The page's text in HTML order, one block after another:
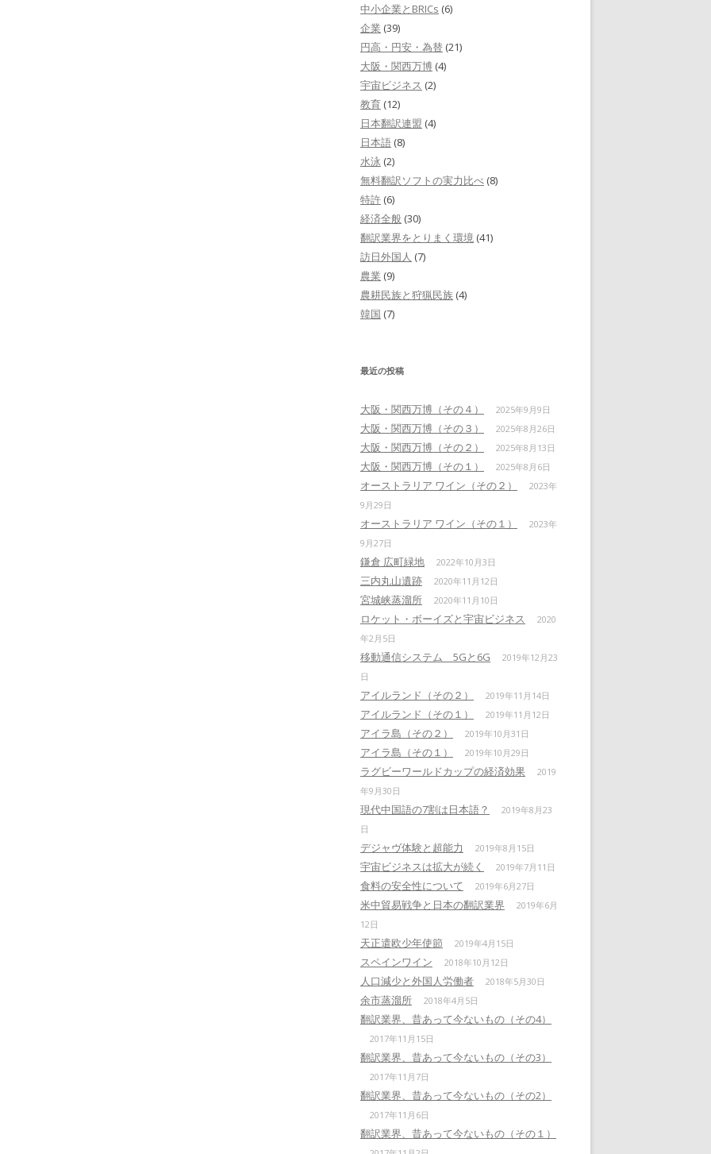
中小企業とBRICs (6)
企業 (39)
円高・円安・為替 (21)
大阪・関西万博 (4)
宇宙ビジネス (2)
教育 (12)
日本翻訳連盟 (4)
日本語 (8)
水泳 (2)
無料翻訳ソフトの実力比べ (8)
特許 (6)
経済全般 (30)
翻訳業界をとりまく環境 (41)
訪日外国人 (7)
農業 (9)
農耕民族と狩猟民族 (4)
韓国 (7)
最近の投稿
大阪・関西万博（その４） 2025年9月9日
大阪・関西万博（その３） 2025年8月26日
大阪・関西万博（その２） 2025年8月13日
大阪・関西万博（その１） 2025年8月6日
オーストラリア ワイン（その２）
2023年
9月29日
オーストラリア ワイン（その１）
2023年
9月27日
鎌倉 広町緑地 2022年10月3日
三内丸山遺跡 2020年11月12日
宮城峡蒸溜所 2020年11月10日
ロケット・ボーイズと宇宙ビジネス
2020
年2月5日
移動通信システム 5Gと6G
2019年12月23
日
アイルランド（その２） 2019年11月14日
アイルランド（その１） 2019年11月12日
アイラ島（その２） 2019年10月31日
アイラ島（その１） 2019年10月29日
ラグビーワールドカップの経済効果
2019
年9月30日
現代中国語の7割は日本語？
2019年8月23
日
デジャヴ体験と超能力 2019年8月15日
宇宙ビジネスは拡大が続く 2019年7月11日
食料の安全性について 2019年6月27日
米中貿易戦争と日本の翻訳業界
2019年6月
12日
天正遣欧少年使節 2019年4月15日
スペインワイン 2018年10月12日
人口減少と外国人労働者 2018年5月30日
余市蒸溜所 2018年4月5日
翻訳業界、昔あって今ないもの（その4）
2017年11月15日
翻訳業界、昔あって今ないもの（その3）
2017年11月7日
翻訳業界、昔あって今ないもの（その2）
2017年11月6日
翻訳業界、昔あって今ないもの（その１）